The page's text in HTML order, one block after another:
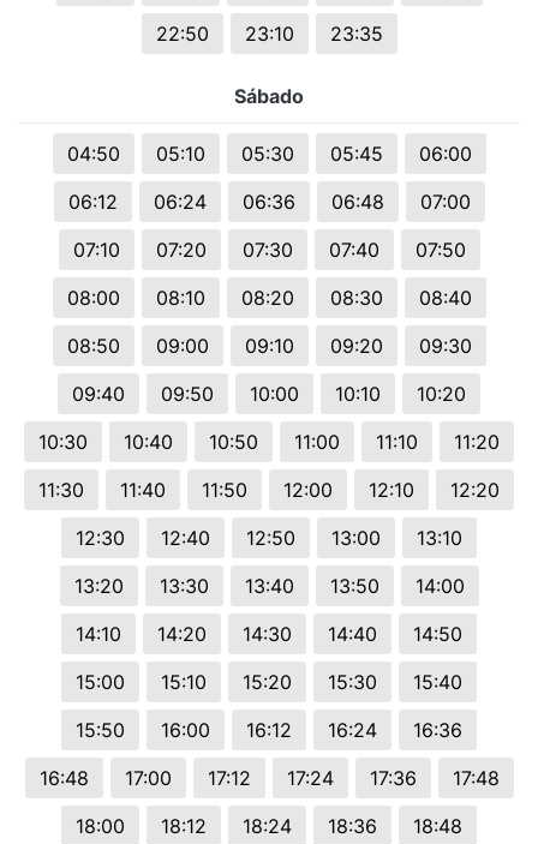
22:50
23:10 23:35
Sábado
04:50 05:10 05:30 05:45
06:00
06:12
06:24 06:36 06:48
07:00
07:10
07:20 07:30 07:40
07:50
08:00
08:10 08:20 08:30
08:40
08:50
09:00 09:10 09:20
09:30
09:40
09:50 10:00 10:10
10:20
10:30
10:40 10:50 11:00 11:10
11:20
11:30
11:40 11:50 12:00 12:10
12:20
12:30
12:40 12:50 13:00
13:10
13:20
13:30 13:40 13:50
14:00
14:10
14:20 14:30 14:40
14:50
15:00
15:10 15:20 15:30
15:40
15:50
16:00 16:12 16:24
16:36
16:48
17:00 17:12 17:24 17:36
17:48
18:00
18:12 18:24 18:36
18:48